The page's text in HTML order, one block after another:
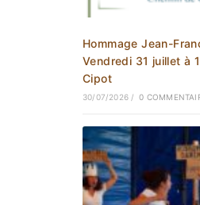
Hommage Jean-
Vendredi 31 juillet à
Cipot
30/07/2026 / 0